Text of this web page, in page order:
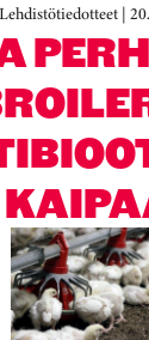
Lehdistötiedotteet |